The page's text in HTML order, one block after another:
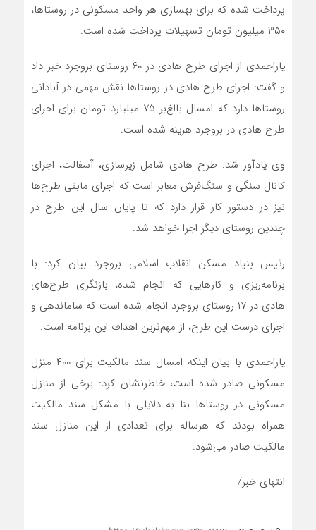
پرداخت شده که برای بهسازی هر واحد مسکونی در روستاها،
۳۵۰ میلیون تومان تسهیلات پرداخت شده است.
یاراحمدی از اجرای طرح هادی در ۶۰ روستای بروجرد خبر داد
و گفت: اجرای طرح هادی در روستاها نقش مهمی در آبادانی
روستاها دارد که امسال بالغ‌بر ۷۵ میلیارد تومان برای اجرای
طرح هادی در بروجرد هزینه شده است.
وی یادآور شد: طرح هادی شامل زیرسازی، آسفالت، اجرای
کانال سنگی و سنگ‌فرش معابر است که اجرای مابقی طرح‌ها
نیز در دستور کار قرار دارد که تا پایان سال این طرح در
چندین روستای دیگر اجرا خواهد شد.
رئیس بنیاد مسکن انقلاب اسلامی بروجرد بیان کرد: با
برنامه‌ریزی و کارهایی که انجام شده، بازنگری طرح‌های
هادی در ۱۷ روستای بروجرد انجام شده است که ساماندهی و
اجرای درست این طرح، از مهم‌ترین اهداف این برنامه است.
یاراحمدی با بیان اینکه امسال سند مالکیت برای ۴۰۰ منزل
مسکونی صادر شده است، خاطرنشان کرد: برخی از منازل
مسکونی در روستاها بنا به دلایلی با مشکل سند مالکیت
همراه بودند که هرساله برای تعدادی از این منازل سند
مالکیت صادر می‌شود.
انتهای خبر/